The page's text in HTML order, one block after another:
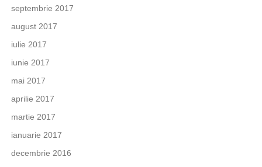
septembrie 2017
august 2017
iulie 2017
iunie 2017
mai 2017
aprilie 2017
martie 2017
ianuarie 2017
decembrie 2016